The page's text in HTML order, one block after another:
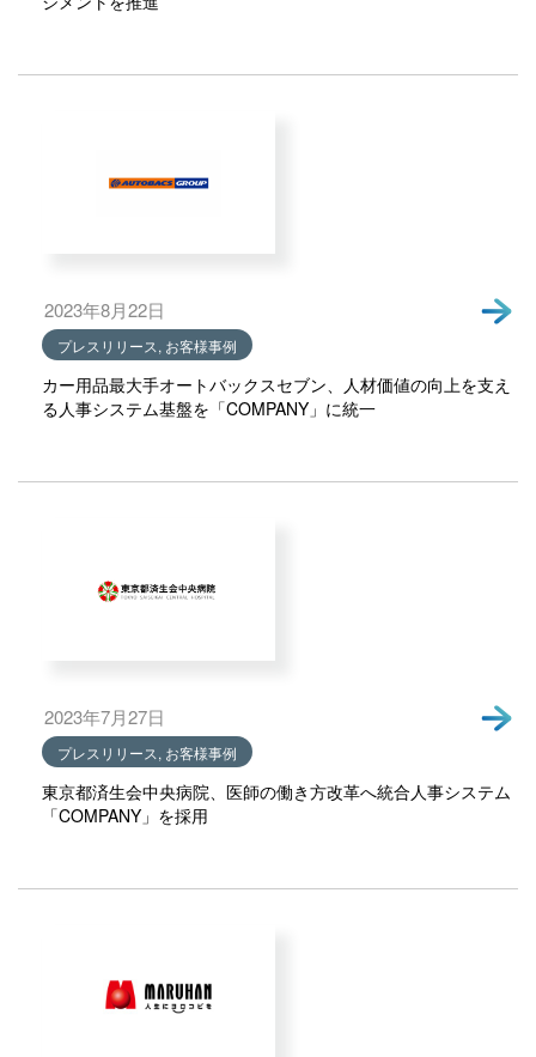
2023年8月22日
プレスリリース, お客様事例
カー用品最大手オートバックスセブン、人材価値の向上を支え
る人事システム基盤を「COMPANY」に統一
2023年7月27日
プレスリリース, お客様事例
東京都済生会中央病院、医師の働き方改革へ統合人事システム
「COMPANY」を採用